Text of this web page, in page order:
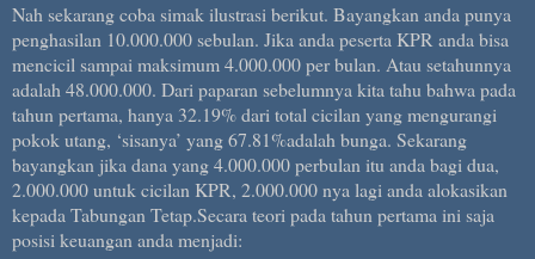
Nah sekarang coba simak ilustrasi berikut. Bayangkan anda punya
penghasilan 10.000.000 sebulan. Jika anda peserta KPR anda bisa
mencicil sampai maksimum 4.000.000 per bulan. Atau setahunnya
adalah 48.000.000. Dari paparan sebelumnya kita tahu bahwa pada
tahun pertama, hanya 32.19% dari total cicilan yang mengurangi
pokok utang, ‘sisanya’ yang 67.81%adalah bunga. Sekarang
bayangkan jika dana yang 4.000.000 perbulan itu anda bagi dua,
2.000.000 untuk cicilan KPR, 2.000.000 nya lagi anda alokasikan
kepada Tabungan Tetap.Secara teori pada tahun pertama ini saja
posisi keuangan anda menjadi: